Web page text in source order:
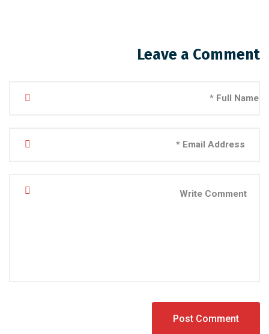
Leave a Comment